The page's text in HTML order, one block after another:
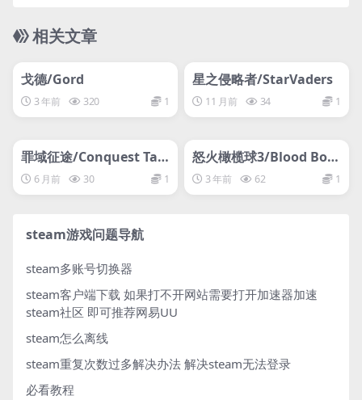
相关文章
戈德/Gord
3 年前 320 1
网盘下载游戏
星之侵略者/StarVaders
11 月前 34 1
网盘下载游戏
罪域征途/Conquest Tact
ics : Realm of Sin
6 月前 30 1
网盘下载游戏
怒火橄榄球3/Blood Bow
l 33 年前 62 1
steam游戏问题导航
steam多账号切换器
steam客户端下载 如果打不开网站需要打开加速器加速
steam社区 即可推荐网易UU
steam怎么离线
steam重复次数过多解决办法 解决steam无法登录
必看教程